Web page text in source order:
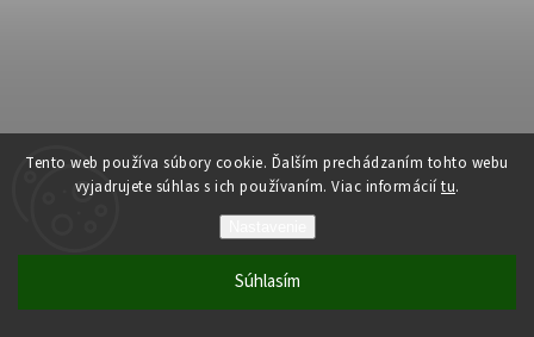
Tento web používa súbory cookie. Ďalším prechádzaním tohto webu
vyjadrujete súhlas s ich používaním. Viac informácií tu.
Súhlasím